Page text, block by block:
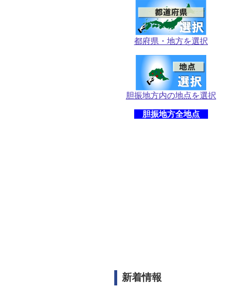
都府県・地方を選択
胆振地方内の地点を選択
胆振地方全地点
新着情報